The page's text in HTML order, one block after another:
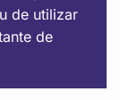
de utilizar
de